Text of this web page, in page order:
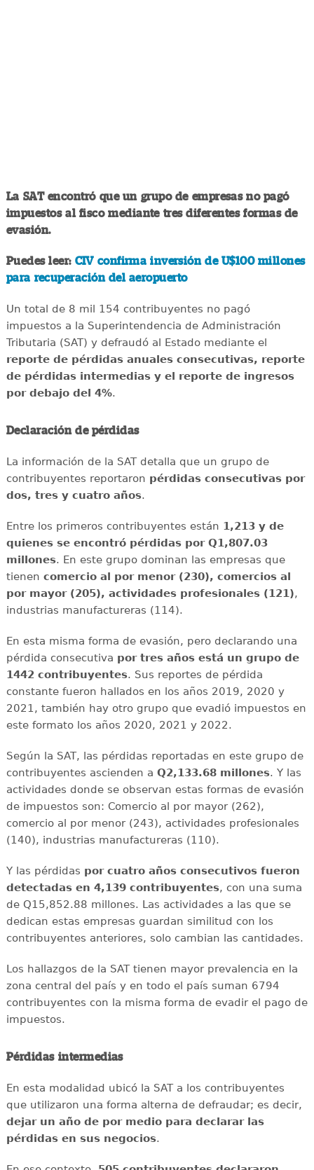
La SAT encontró que un grupo de empresas no pagó
impuestos al fisco mediante tres diferentes formas de
evasión.
Puedes leer: CIV confirma inversión de U$100 millones
para recuperación del aeropuerto
Un total de 8 mil 154 contribuyentes no pagó
impuestos a la Superintendencia de Administración
Tributaria (SAT) y defraudó al Estado mediante el
reporte de pérdidas anuales consecutivas, reporte
de pérdidas intermedias y el reporte de ingresos
por debajo del 4%.
Declaración de pérdidas
La información de la SAT detalla que un grupo de
contribuyentes reportaron pérdidas consecutivas por
dos, tres y cuatro años.
Entre los primeros contribuyentes están 1,213 y de
quienes se encontró pérdidas por Q1,807.03
millones. En este grupo dominan las empresas que
tienen comercio al por menor (230), comercios al
por mayor (205), actividades profesionales (121),
industrias manufactureras (114).
En esta misma forma de evasión, pero declarando una
pérdida consecutiva por tres años está un grupo de
1442 contribuyentes. Sus reportes de pérdida
constante fueron hallados en los años 2019, 2020 y
2021, también hay otro grupo que evadió impuestos en
este formato los años 2020, 2021 y 2022.
Según la SAT, las pérdidas reportadas en este grupo de
contribuyentes ascienden a Q2,133.68 millones. Y las
actividades donde se observan estas formas de evasión
de impuestos son: Comercio al por mayor (262),
comercio al por menor (243), actividades profesionales
(140), industrias manufactureras (110).
Y las pérdidas por cuatro años consecutivos fueron
detectadas en 4,139 contribuyentes, con una suma
de Q15,852.88 millones. Las actividades a las que se
dedican estas empresas guardan similitud con los
contribuyentes anteriores, solo cambian las cantidades.
Los hallazgos de la SAT tienen mayor prevalencia en la
zona central del país y en todo el país suman 6794
contribuyentes con la misma forma de evadir el pago de
impuestos.
Pérdidas intermedias
En esta modalidad ubicó la SAT a los contribuyentes
que utilizaron una forma alterna de defraudar; es decir,
dejar un año de por medio para declarar las
pérdidas en sus negocios.